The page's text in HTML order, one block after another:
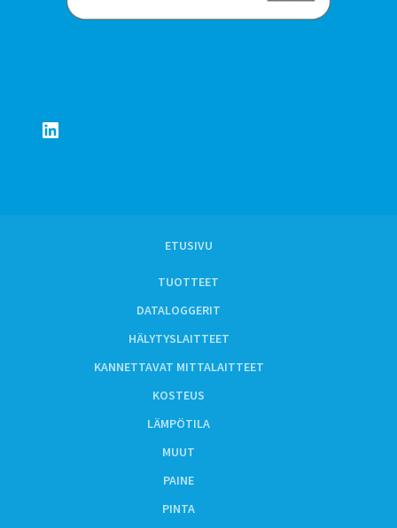
LinkedIn
ETUSIVU
TUOTTEET
DATALOGGERIT
HÄLYTYSLAITTEET
KANNETTAVAT MITTALAITTEET
KOSTEUS
LÄMPÖTILA
MUUT
PAINE
PINTA